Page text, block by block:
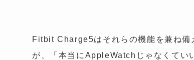
Fitbit Charge5はそれらの機能を兼ね備
が、「本当にAppleWatchじゃなくてい